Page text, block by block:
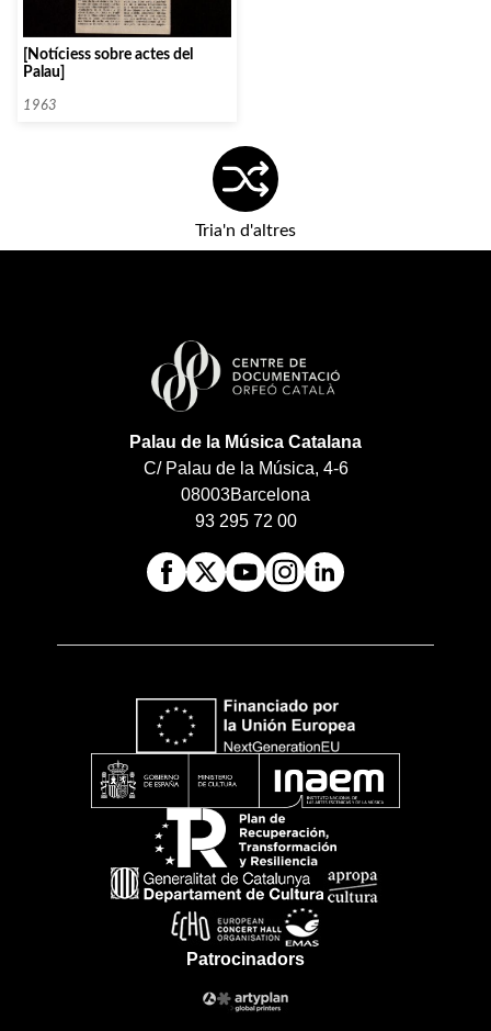
[Notíciess sobre actes del
Palau]
1963
Tria'n d'altres
Palau de la Música Catalana
C/ Palau de la Música, 4-6
08003Barcelona
93 295 72 00
Patrocinadors